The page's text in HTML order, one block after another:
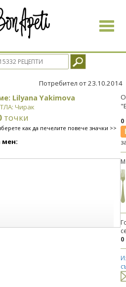
Toggle
Потребител от 23.10.2014
Lilyana Yakimova
Чирак
точки
как да печелите повече значки >>
мен:
0